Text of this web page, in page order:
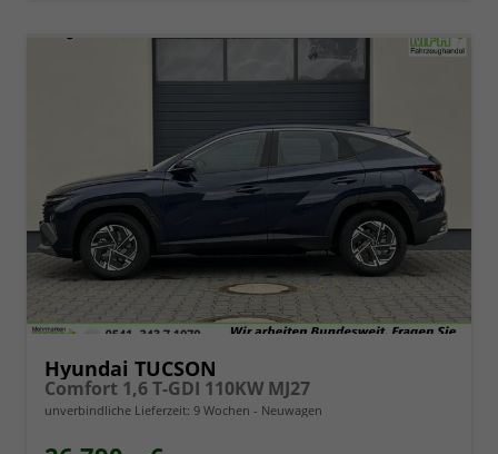
Hyundai TUCSON
Comfort 1,6 T-GDI 110KW MJ27
unverbindliche Lieferzeit: 9 Wochen Neuwagen